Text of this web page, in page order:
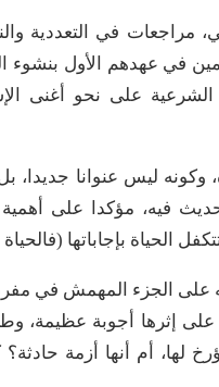
مراجعات في التعددية
في عهدهم الأول بنشوء
على نحو أغنى
ليس عنوانا جديدا،
فيه، مؤكدا على
الحياة بإجاباتها
على الجزء المهمش في
إثرها أجوبة عظيمة،
لها، أم أنها أزمة